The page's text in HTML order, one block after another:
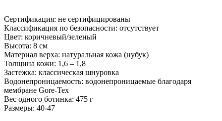
Сертификация: не сертифицированы
Классификация по безопасности: отсутствует
Цвет: коричневый/зеленый
Высота: 8 см
Материал верха: натуральная кожа (нубук)
Толщина кожи: 1,6 – 1,8
Застежка: классическая шнуровка
Водонепроницаемость: водонепроницаемые благодаря
мембране Gore-Tex
Вес одного ботинка: 475 г
Размеры: 40-47